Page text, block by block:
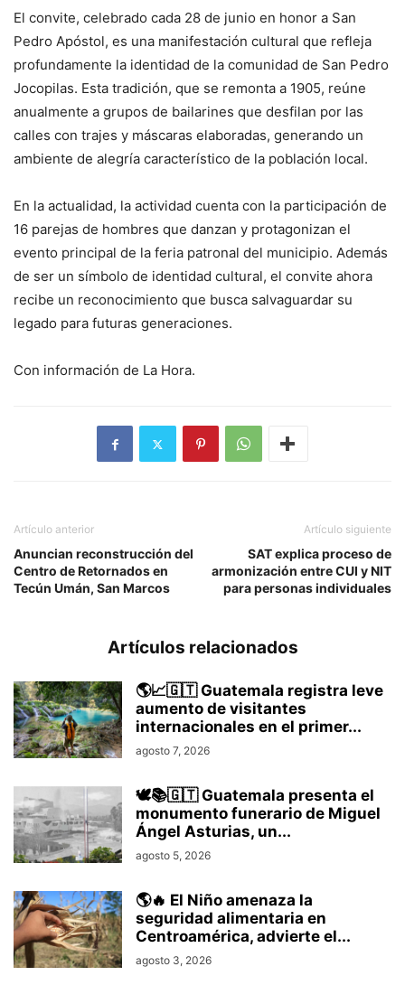
El convite, celebrado cada 28 de junio en honor a San
Pedro Apóstol, es una manifestación cultural que refleja
profundamente la identidad de la comunidad de San Pedro
Jocopilas. Esta tradición, que se remonta a 1905, reúne
anualmente a grupos de bailarines que desfilan por las
calles con trajes y máscaras elaboradas, generando un
ambiente de alegría característico de la población local.
En la actualidad, la actividad cuenta con la participación de
16 parejas de hombres que danzan y protagonizan el
evento principal de la feria patronal del municipio. Además
de ser un símbolo de identidad cultural, el convite ahora
recibe un reconocimiento que busca salvaguardar su
legado para futuras generaciones.
Con información de La Hora.
Artículo anterior
Anuncian reconstrucción del
Centro de Retornados en
Tecún Umán, San Marcos
Artículo siguiente
SAT explica proceso de
armonización entre CUI y NIT
para personas individuales
Artículos relacionados
🌎📈🇬🇹 Guatemala registra leve
aumento de visitantes
internacionales en el primer...
agosto 7, 2026
🕊️📚🇬🇹 Guatemala presenta el
monumento funerario de Miguel
Ángel Asturias, un...
agosto 5, 2026
🌎🔥 El Niño amenaza la
seguridad alimentaria en
Centroamérica, advierte el...
agosto 3, 2026